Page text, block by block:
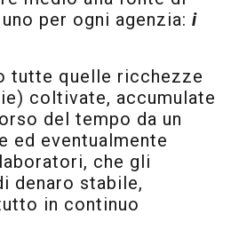
per ogni agenzia: i
tutte quelle ricchezze
coltivate, accumulate
del tempo da un
ed eventualmente
che gli
denaro stabile,
in continuo